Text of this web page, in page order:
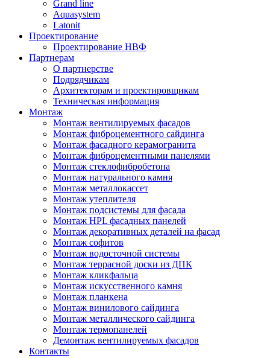
Grand line
Aquasystem
Latonit
Проектирование
Проектирование НВФ
Партнерам
О партнерстве
Подрядчикам
Архитекторам и проектировщикам
Техническая информация
Монтаж
Монтаж вентилируемых фасадов
Монтаж фиброцементного сайдинга
Монтаж фасадного керамогранита
Монтаж фиброцементными панелями
Монтаж стеклофибробетона
Монтаж натурального камня
Монтаж металлокассет
Монтаж утеплителя
Монтаж подсистемы для фасада
Монтаж HPL фасадных панелей
Монтаж декоративных деталей на фасад
Монтаж софитов
Монтаж водосточной системы
Монтаж террасной доски из ДПК
Монтаж кликфальца
Монтаж искусственного камня
Монтаж планкена
Монтаж винилового сайдинга
Монтаж металлического сайдинга
Монтаж термопанелей
Демонтаж вентилируемых фасадов
Контакты